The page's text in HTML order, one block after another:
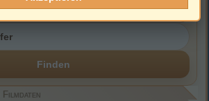
Finden
Filmdaten